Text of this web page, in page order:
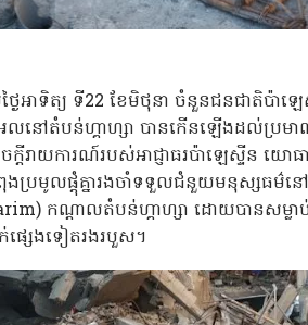
ងៃអាទិត្យ ទី22 ខែមិថុនា ចំនួនជនជាតិប៉
លនៅតំបន់ហ្គាហ្សា បានកើនឡើងដល់ប្រម
ក្តីរាយការណ៍របស់អាជ្ញាធរប៉ាឡេស្ទីន យ
ប្រមូលផ្តុំគ្នារងចាំទទួលជំនួយមនុស្សធម៌នៅ
កណ្តាលតំបន់ហ្គាហ្សា ដោយបានសម្
ផ្សេងទៀតរងរបួស។